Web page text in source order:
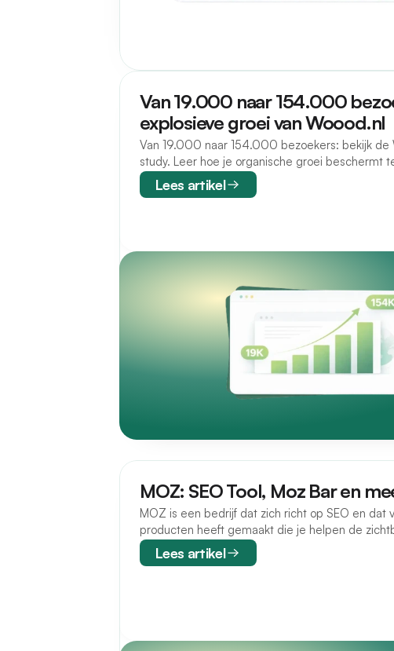
Van 19.000 naar 154.000
explosieve groei van Woood.nl
Van 19.000 naar 154.000 bezoekers: bekijk de
study. Leer hoe je organische groei beschermt
concurrentie met slimme linkbuilding.
Lees artikel
MOZ: SEO Tool, Moz Bar en
MOZ is een bedrijf dat zich richt op SEO en dat
producten heeft gemaakt die je helpen de
website online te maximaliseren.
Lees artikel